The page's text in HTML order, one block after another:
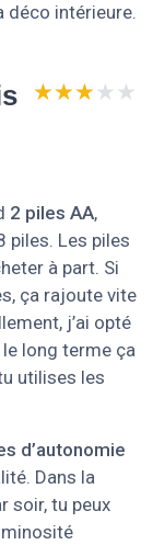
déco intérieure.
★★★★★
★★★★★
2 piles AA,
piles. Les piles
à part. Si
ça rajoute vite
j’ai opté
long terme ça
utilises les
d’autonomie
Dans la
soir, tu peux